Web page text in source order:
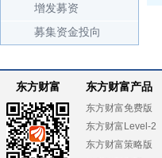
增发募资
募集资金投向
东方财富 东方财富产品
东方财富免费版
东方财富Level-2
东方财富策略版